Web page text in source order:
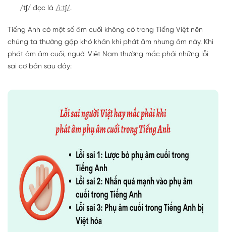
/tʃ/ đọc là /iːtʃ/.
Tiếng Anh có một số âm cuối không có trong Tiếng Việt nên
chúng ta thường gặp khó khăn khi phát âm nhưng âm này. Khi
phát âm âm cuối, người Việt Nam thường mắc phải những lỗi
sai cơ bản sau đây: